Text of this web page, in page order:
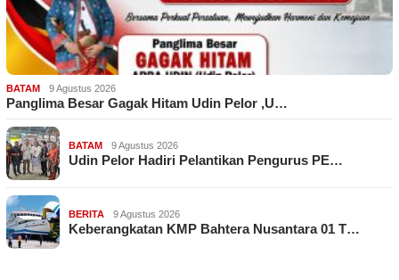
BATAM 9 Agustus 2026
Panglima Besar Gagak Hitam Udin Pelor ,U…
BATAM 9 Agustus 2026
Udin Pelor Hadiri Pelantikan Pengurus PE…
BERITA 9 Agustus 2026
Keberangkatan KMP Bahtera Nusantara 01 T…